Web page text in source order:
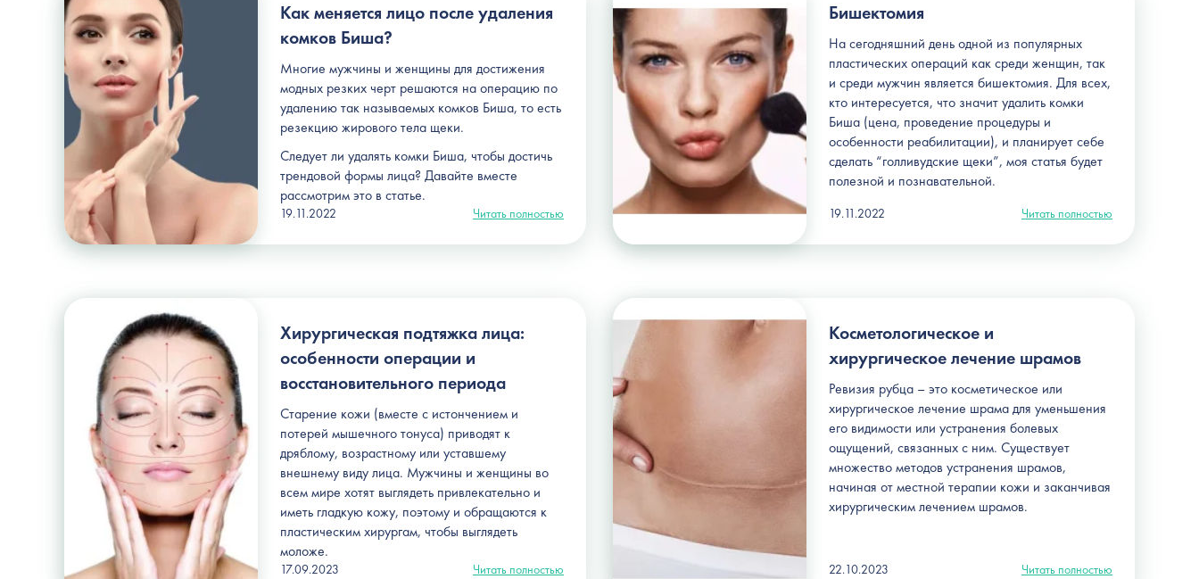
Как меняется лицо после удаления
комков Биша?
Многие мужчины и женщины для достижения
модных резких черт решаются на операцию по
удалению так называемых комков Биша, то есть
резекцию жирового тела щеки.
Следует ли удалять комки Биша, чтобы достичь
трендовой формы лица? Давайте вместе
рассмотрим это в статье.
19.11.2022 Читать полностью
Бишектомия
На сегодняшний день одной из популярных
пластических операций как среди женщин, так
и среди мужчин является бишектомия. Для всех,
кто интересуется, что значит удалить комки
Биша (цена, проведение процедуры и
особенности реабилитации), и планирует себе
сделать “голливудские щеки”, моя статья будет
полезной и познавательной.
19.11.2022 Читать полностью
Хирургическая подтяжка лица:
особенности операции и
восстановительного периода
Старение кожи (вместе с истончением и
потерей мышечного тонуса) приводят к
дряблому, возрастному или уставшему
внешнему виду лица. Мужчины и женщины во
всем мире хотят выглядеть привлекательно и
иметь гладкую кожу, поэтому и обращаются к
пластическим хирургам, чтобы выглядеть
моложе.
17.09.2023 Читать полностью
Косметологическое и
хирургическое лечение шрамов
Ревизия рубца – это косметическое или
хирургическое лечение шрама для уменьшения
его видимости или устранения болевых
ощущений, связанных с ним. Существует
множество методов устранения шрамов,
начиная от местной терапии кожи и заканчивая
хирургическим лечением шрамов.
22.10.2023 Читать полностью